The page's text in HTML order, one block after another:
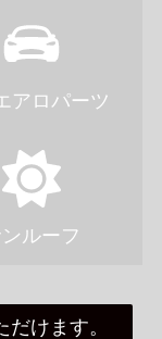
アロパーツ
ルーフ
けます。